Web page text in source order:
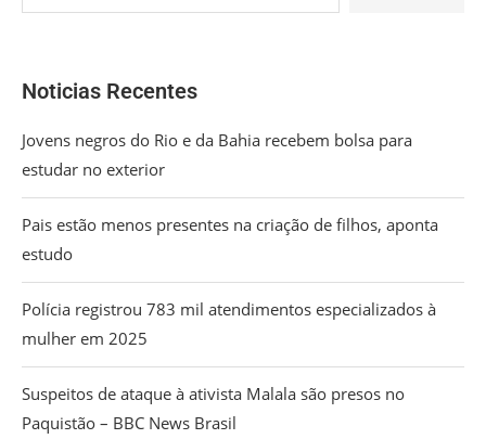
Noticias Recentes
Jovens negros do Rio e da Bahia recebem bolsa para
estudar no exterior
Pais estão menos presentes na criação de filhos, aponta
estudo
Polícia registrou 783 mil atendimentos especializados à
mulher em 2025
Suspeitos de ataque à ativista Malala são presos no
Paquistão – BBC News Brasil